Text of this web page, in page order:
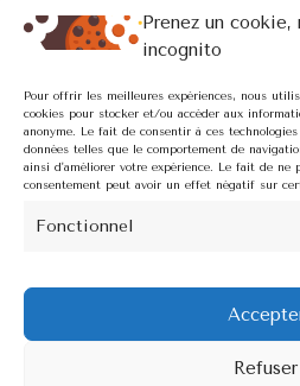
Prenez un cookie,
incognito
Pour offrir les meilleures expériences, nous
cookies pour stocker et/ou accéder aux
anonyme. Le fait de consentir à ces
données telles que le comportement de
ainsi d'améliorer votre expérience. Le fait de ne
consentement peut avoir un effet négatif sur
Fonctionnel
Refuser
Formations
Non classé
Thérapeutes connectés
Méta
Flux des commentaires
Site de WordPress-FR